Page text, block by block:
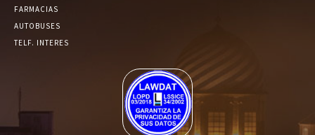
FARMACIAS
AUTOBUSES
TELF. INTERES